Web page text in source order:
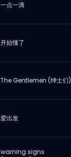
一点一滴
开始懂了
The Gentlemen (绅士们)
爱出发
warning signs